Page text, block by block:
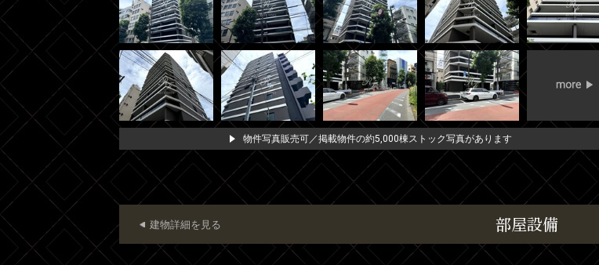
物件写真販売可／掲載物件の約5,000棟ストック写真があります
部屋設備
建物詳細を見る